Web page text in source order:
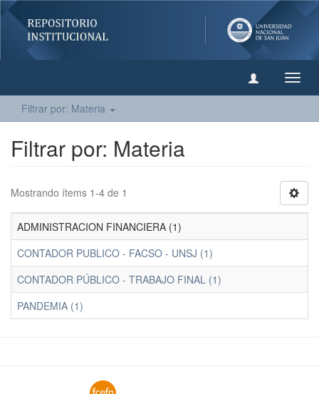
Filtrar por: Materia
Filtrar por: Materia
Mostrando ítems 1-4 de 1
ADMINISTRACION FINANCIERA (1)
CONTADOR PUBLICO - FACSO - UNSJ (1)
CONTADOR PÚBLICO - TRABAJO FINAL (1)
PANDEMIA (1)